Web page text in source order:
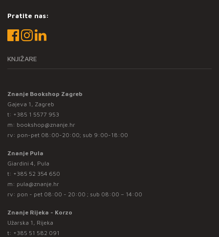
Pratite nas:
KNJIŽARE
Znanje Bookshop Zagreb
Gajeva 1, Zagreb
t: +385 1 5577 953
m: bookshop@znanje.hr
rv: pon-pet 08:00-20:00; sub 9:00-18:00
Znanje Pula
Giardini 4, Pula
t: +385 52 354 650
m: pula@znanje.hr
rv: pon - pet 08:00 - 20:00 ; sub 08:00 – 14:00
Znanje Rijeka - Korzo
Užarska 1, Rijeka
t: +385 51 582 091